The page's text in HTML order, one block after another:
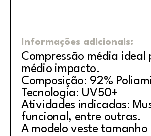
Informações adicionais:
Compressão média
médio impacto.
Composição: 92%
Tecnologia: UV50+
Atividades indicadas:
funcional, entre outras.
A modelo veste tamanho